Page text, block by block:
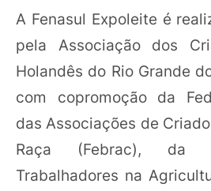
A Fenasul Expoleite é
pela Associação dos
Holandês do Rio Grande
com copromoção da
das Associações de
Raça (Febrac), da
Trabalhadores na